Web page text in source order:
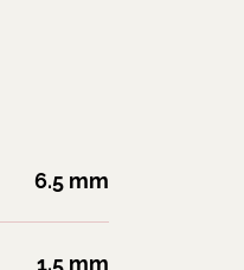
6.5 mm
1.5 mm